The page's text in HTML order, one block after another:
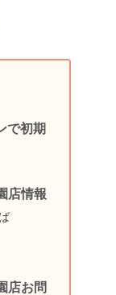
で初期
店情報
店お問